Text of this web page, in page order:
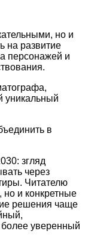
но и
на развитие
персонажей и
уникальный
в
згляд
через
Читателю
и конкретные
решения чаще
уверенный